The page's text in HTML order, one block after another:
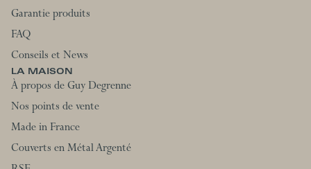
Garantie produits
FAQ
Conseils et News
LA MAISON
À propos de Guy Degrenne
Nos points de vente
Made in France
Couverts en Métal Argenté